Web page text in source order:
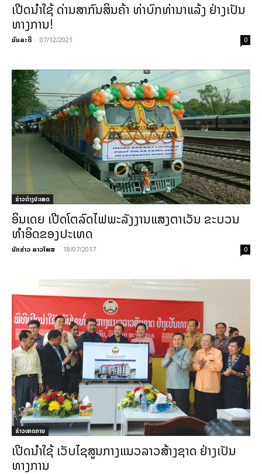
ເປີດນຳໃຊ້ ດ່ານສາກົນສິນຄ້າ ທ່າບົກທ່ານາແລ້ງ ຢ່າງເປັນ
ທາງການ!
ມົນລະດີ - 07/12/2021 0
ຂ່າວຕ່າງປະເທດ
ອິນເດຍ ເປີດໂຕລົດໄຟພະລັງງານແສງຕາເວັນ ຂະບວນ
ທຳອິດຂອງປະເທດ
ນັກຂ່າວ ລາວໂພສ - 18/07/2017 0
ຂ່າວເຫດການ
ເປີດນຳໃຊ້ ເວັບໄຊສູນກາງແນວລາວສ້າງຊາດ ຢ່າງເປັນ
ທາງການ